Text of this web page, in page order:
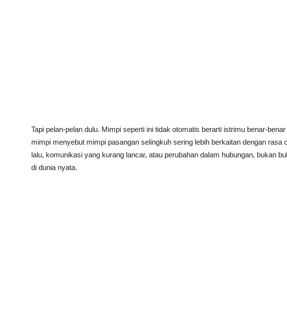
Tapi pelan-pelan dulu. Mimpi seperti ini tidak otomatis berarti istrimu benar-
mimpi menyebut mimpi pasangan selingkuh sering lebih berkaitan dengan
lalu, komunikasi yang kurang lancar, atau perubahan dalam hubungan, bukan
di dunia nyata.